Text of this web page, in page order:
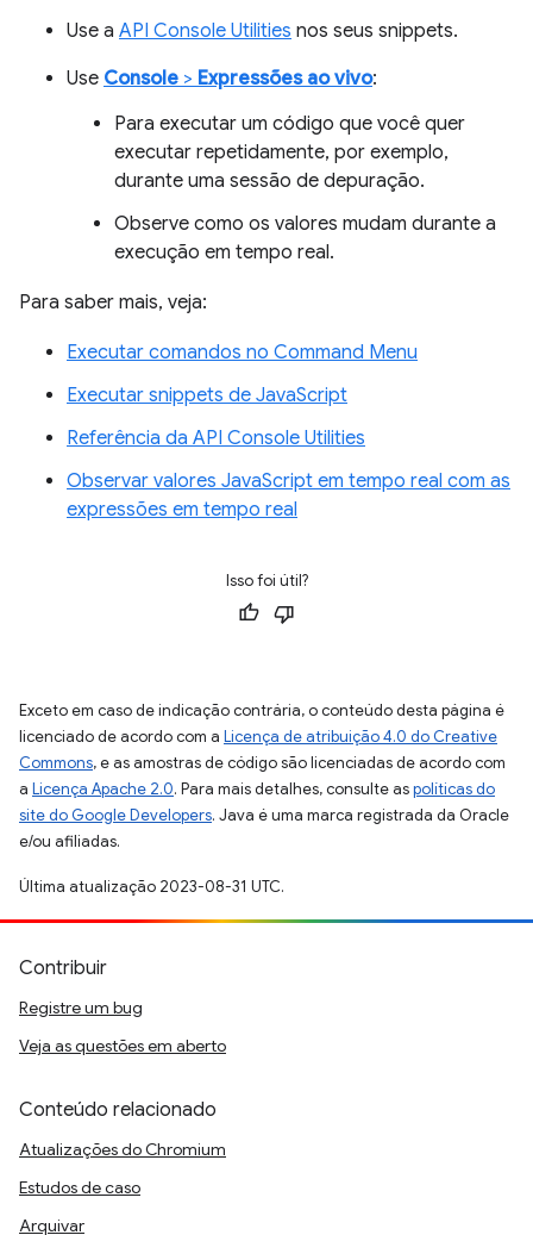
Use a API Console Utilities nos seus snippets.
Use Console > Expressões ao vivo:
Para executar um código que você quer
executar repetidamente, por exemplo,
durante uma sessão de depuração.
Observe como os valores mudam durante a
execução em tempo real.
Para saber mais, veja:
Executar comandos no Command Menu
Executar snippets de JavaScript
Referência da API Console Utilities
Observar valores JavaScript em tempo real com as
expressões em tempo real
Isso foi útil?
Exceto em caso de indicação contrária, o conteúdo desta página é
licenciado de acordo com a Licença de atribuição 4.0 do Creative
Commons, e as amostras de código são licenciadas de acordo com
a Licença Apache 2.0. Para mais detalhes, consulte aspolíticas do
site do Google Developers. Java é uma marca registrada da Oracle
e/ou afiliadas.
Última atualização 2023-08-31 UTC.
Contribuir
Registre um bug
Veja as questões em aberto
Conteúdo relacionado
Atualizações do Chromium
Estudos de caso
Arquivar